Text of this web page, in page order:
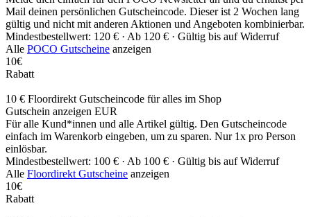
Mail deinen persönlichen Gutscheincode. Dieser ist 2 Wochen lang
gültig und nicht mit anderen Aktionen und Angeboten kombinierbar.
Mindestbestellwert: 120 € · Ab 120 € · Gültig bis auf Widerruf
Alle POCO Gutscheine anzeigen
10€
Rabatt
10 € Floordirekt Gutscheincode für alles im Shop
Gutschein anzeigen EUR
Für alle Kund*innen und alle Artikel gültig. Den Gutscheincode
einfach im Warenkorb eingeben, um zu sparen. Nur 1x pro Person
einlösbar.
Mindestbestellwert: 100 € · Ab 100 € · Gültig bis auf Widerruf
Alle Floordirekt Gutscheine anzeigen
10€
Rabatt